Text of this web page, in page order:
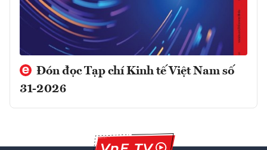
Đón đọc Tạp chí Kinh tế Việt Nam số
31-2026